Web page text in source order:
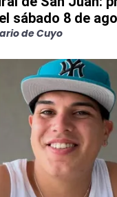
sábado 8 de
de Cuyo